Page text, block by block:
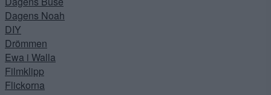
Dagens Noah
DIY
Drömmen
Ewa i Walla
Filmklipp
Flickorna